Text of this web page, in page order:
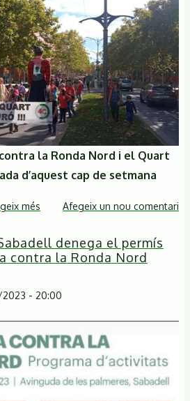
EL
QUART
CINTURÓ
la Ronda Nord i el Quart
d’aquest cap de setmana
més sobre
DE
PREMSA
29
CONTRA
EL
QUART
Afegeix un nou comentari
denega el permís
contra la Ronda Nord
2023 - 20:00